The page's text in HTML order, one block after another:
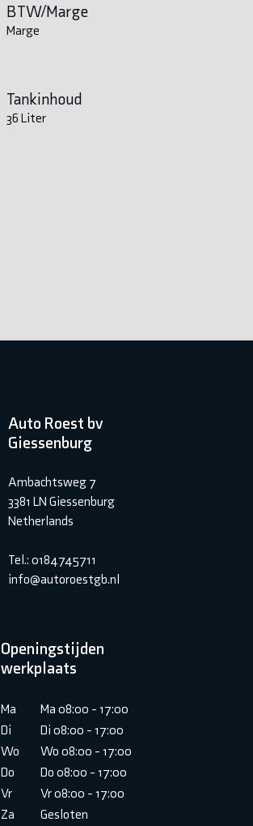
BTW/Marge
Marge
Tankinhoud
36 Liter
Auto Roest bv
Giessenburg
Ambachtsweg 7
3381 LN Giessenburg
Netherlands
Tel.: 0184745711
info@autoroestgb.nl
Openingstijden
werkplaats
Ma
Ma 08:00 - 17:00
Di
Di 08:00 - 17:00
Wo
Wo 08:00 - 17:00
Do
Do 08:00 - 17:00
Vr
Vr 08:00 - 17:00
Za
Gesloten